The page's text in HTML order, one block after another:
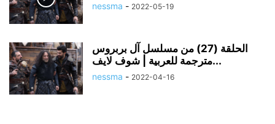
nessma - 2022-05-19
الحلقة (27) من مسلسل آل بربروس
مترجمة للعربية | شوف لايف...
nessma - 2022-04-16